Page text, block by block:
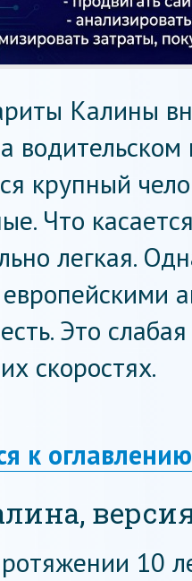
Калины
крупный
Что
легкая.
Это
скоростях.
к оглавлению
10